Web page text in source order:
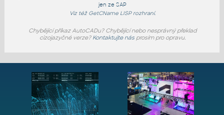
jen ze SAP
Viz též GetCNameLISP rozhraní.
Chybějící příkaz AutoCADu? Chybějící nebo nesprávný překlad
cizojazyčné verze? Kontaktujte násprosím pro opravu.